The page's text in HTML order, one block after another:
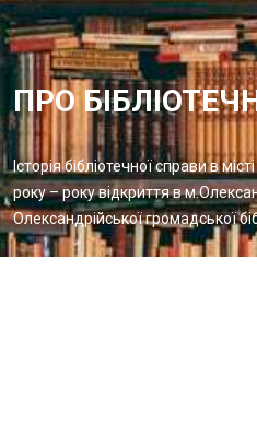
ПРО
Історія бібліотечної справи в
року – року відкриття в
Олександрійської громадської